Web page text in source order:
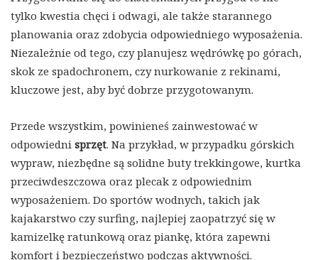
tylko kwestia chęci i odwagi, ale także starannego
planowania oraz zdobycia odpowiedniego wyposażenia.
Niezależnie od tego, czy planujesz wędrówkę po górach,
skok ze spadochronem, czy nurkowanie z rekinami,
kluczowe jest, aby być dobrze przygotowanym.
Przede wszystkim, powinieneś zainwestować w
odpowiedni sprzęt. Na przykład, w przypadku górskich
wypraw, niezbędne są solidne buty trekkingowe, kurtka
przeciwdeszczowa oraz plecak z odpowiednim
wyposażeniem. Do sportów wodnych, takich jak
kajakarstwo czy surfing, najlepiej zaopatrzyć się w
kamizelkę ratunkową oraz piankę, która zapewni
komfort i bezpieczeństwo podczas aktywności.